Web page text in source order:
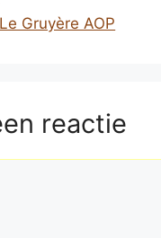
Gruyère AOP
reactie